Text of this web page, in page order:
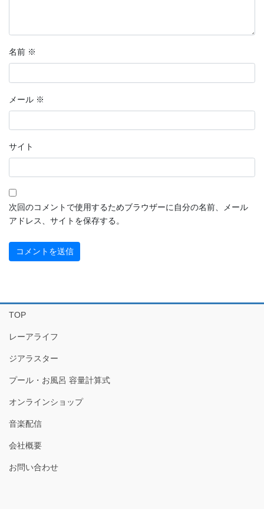
名前 ※
メール ※
サイト
次回のコメントで使用するためブラウザーに自分の名前、メール
アドレス、サイトを保存する。
TOP
レーアライフ
ジアラスター
プール・お風呂 容量計算式
オンラインショップ
音楽配信
会社概要
お問い合わせ